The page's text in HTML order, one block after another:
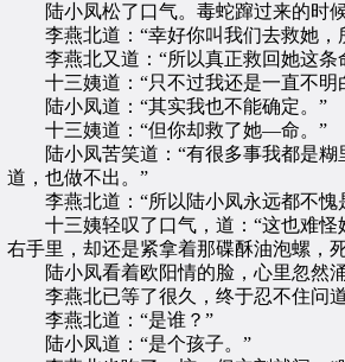
陆小凤松了口气。毒蛇蹿过来的时候
李燕北道：“幸好你叫我们去救她，
李燕北又道：“所以真正救回她这条
十三姨道：“只不过我还是一直不明
陆小凤道：“其实我也不能确定。”
十三姨道：“但你却救了她—命。”
陆小凤苦笑道：“有很多事我都是糊
道，也做不出。”
李燕北道：“所以陆小凤永远都不愧
十三姨轻叹了口气，道：“这也难怪
右手里，却还是紧拿着那碟酥油泡螺，
陆小凤看着欧阳情的脸，心里忽然涌
李燕北已等了很久，终于忍不住问道
李燕北道：“是谁？”
陆小凤道：“是个孩子。”